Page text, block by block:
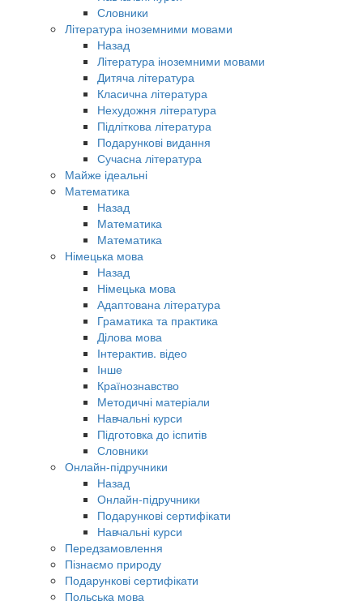
Словники
Література іноземними мовами
Назад
Література іноземними мовами
Дитяча література
Класична література
Нехудожня література
Підліткова література
Подарункові видання
Сучасна література
Майже ідеальні
Математика
Назад
Математика
Математика
Німецька мова
Назад
Німецька мова
Адаптована література
Граматика та практика
Ділова мова
Інтерактив. відео
Інше
Країнознавство
Методичні матеріали
Навчальні курси
Підготовка до іспитів
Словники
Онлайн-підручники
Назад
Онлайн-підручники
Подарункові сертифікати
Навчальні курси
Передзамовлення
Пізнаємо природу
Подарункові сертифікати
Польська мова